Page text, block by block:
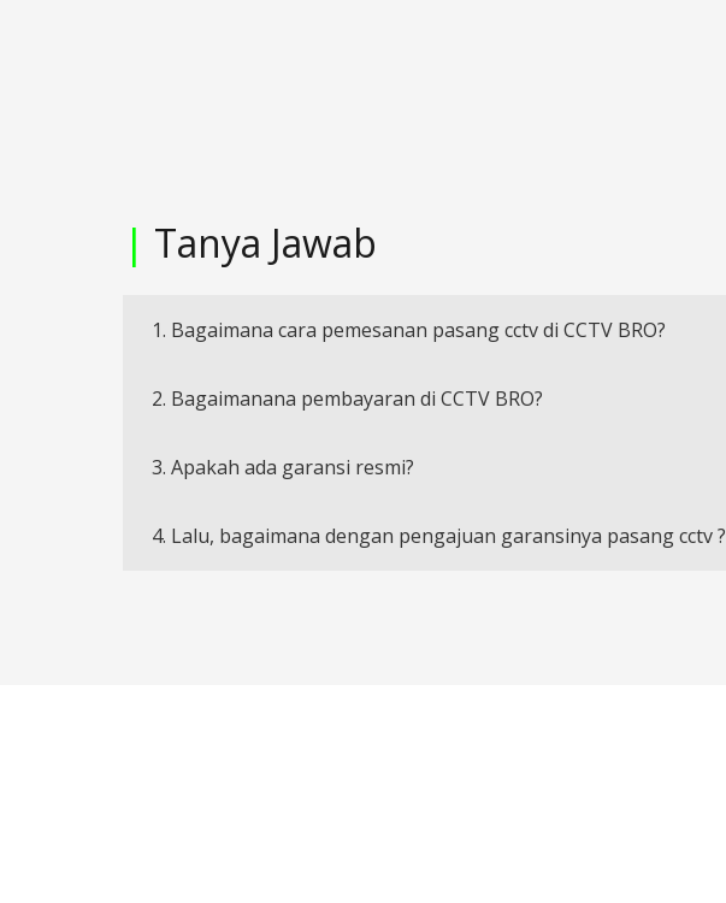
| Tanya Jawab
1. Bagaimana cara pemesanan pasang cctv di CCTV BRO?
2. Bagaimanana pembayaran di CCTV BRO?
3. Apakah ada garansi resmi?
4. Lalu, bagaimana dengan pengajuan garansinya pasang cctv ?